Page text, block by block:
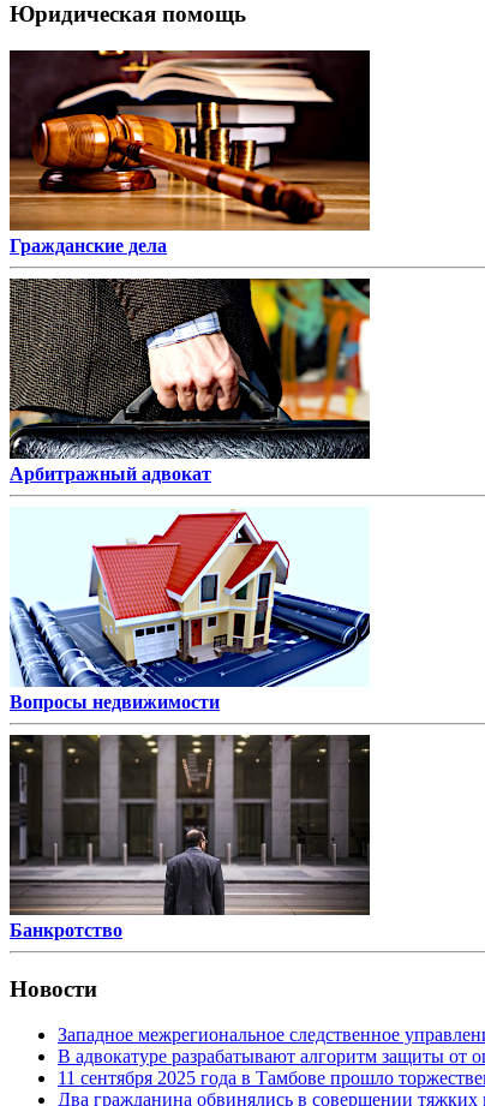
Юридическая помощь
Гражданские дела
Арбитражный адвокат
Вопросы недвижимости
Банкротство
Новости
Западное межрегиональное следственное
В адвокатуре разрабатывают алгоритм защиты
11 сентября 2025 года в Тамбове прошло
Два гражданина обвинялись в совершении тяжких